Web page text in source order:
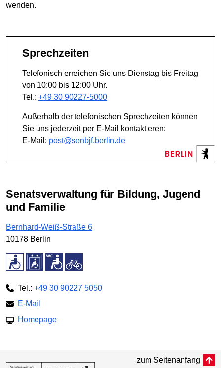
wenden.
Sprechzeiten
Telefonisch erreichen Sie uns Dienstag bis Freitag
von 10:00 bis 12:00 Uhr.
Tel.: +49 30 90227-5000
Außerhalb der telefonischen Sprechzeiten können
Sie uns jederzeit per E-Mail kontaktieren:
E-Mail: post@senbjf.berlin.de
Senatsverwaltung für Bildung, Jugend
und Familie
Bernhard-Weiß-Straße 6
10178 Berlin
Tel.: +49 30 90227 5050
E-Mail
Homepage
zum Seitenanfang